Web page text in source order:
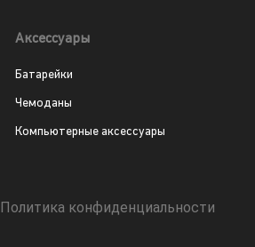
Аксессуары
Батарейки
Чемоданы
Компьютерные аксессуары
Политика конфиденциальности